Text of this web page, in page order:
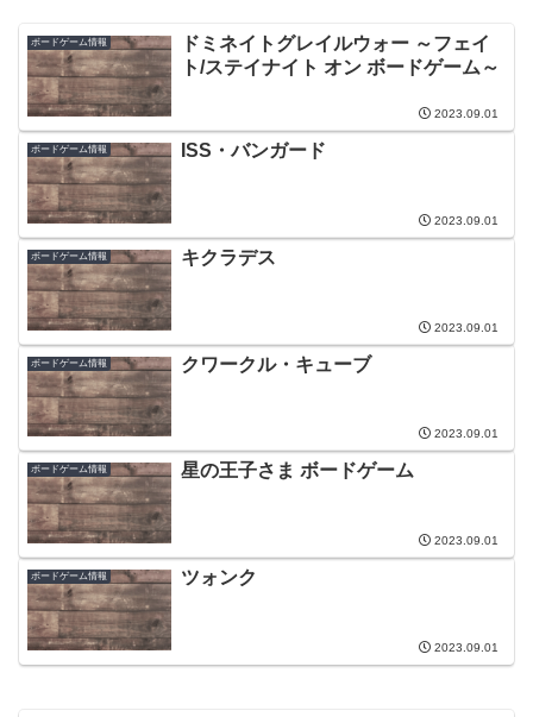
ボードゲーム情報
ドミネイトグレイルウォー ～フェイ
ト/ステイナイト オン ボードゲーム～
2023.09.01
ボードゲーム情報 ISS・バンガード
2023.09.01
ボードゲーム情報 キクラデス
2023.09.01
ボードゲーム情報 クワークル・キューブ
2023.09.01
ボードゲーム情報 星の王子さま ボードゲーム
2023.09.01
ボードゲーム情報 ツォンク
2023.09.01